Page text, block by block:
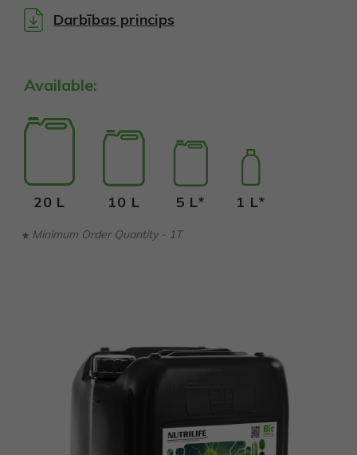
Darbības princips
Available:
20 L 10 L 5 L* 1 L*
Minimum Order Quantity - 1T